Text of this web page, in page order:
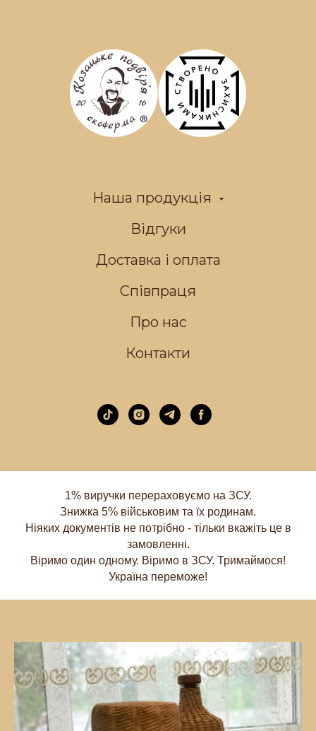
Наша продукція
Відгуки
Доставка і оплата
Співпраця
Про нас
Контакти
1% виручки перераховуємо на ЗСУ.
Знижка 5% військовим та їх родинам.
Ніяких документів не потрібно - тільки вкажіть це в
замовленні.
Віримо один одному. Віримо в ЗСУ. Тримаймося!
Україна переможе!